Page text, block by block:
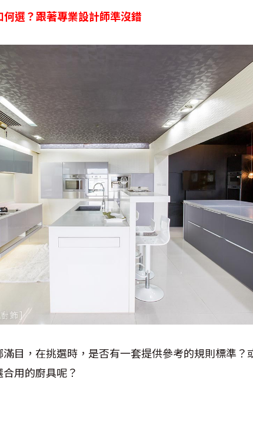
選？跟著專業設計師準沒錯
目，在挑選時，是否有一套提供參考的規則標準？
用的廚具呢？